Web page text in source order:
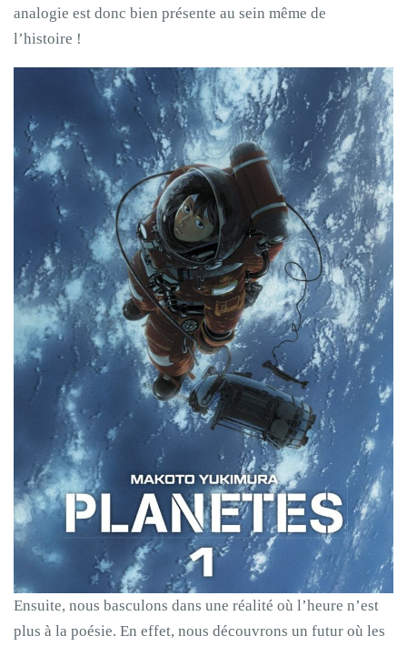
analogie est donc bien présente au sein même de
l’histoire !
Ensuite, nous basculons dans une réalité où l’heure n’est
plus à la poésie. En effet, nous découvrons un futur où les